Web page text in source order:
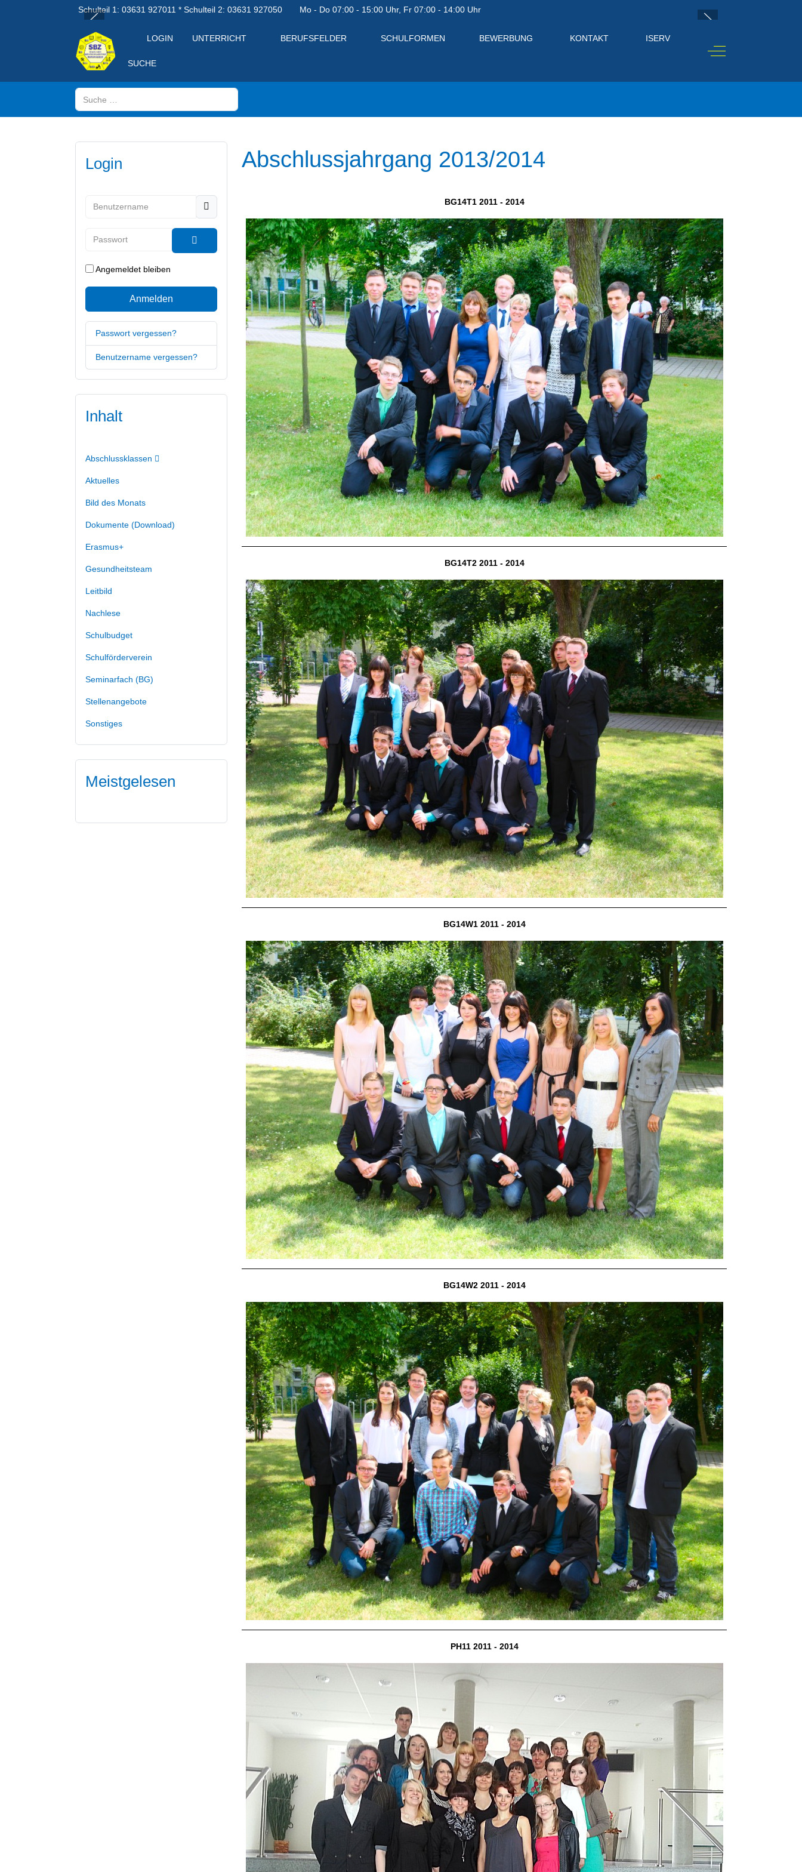
Schulteil 1: 03631 927011 * Schulteil 2: 03631 927050 Mo - Do 07:00 - 15:00 Uhr, Fr 07:00 - 14:00 Uhr
LOGIN UNTERRICHT BERUFSFELDER SCHULFORMEN BEWERBUNG KONTAKT ISERV
SUCHE
Off-Canvas Toggle
Suchen
Login
Passwort anzeigen
Angemeldet bleiben
Anmelden
Passwort vergessen?
Benutzername vergessen?
Inhalt
Abschlussklassen
Aktuelles
Bild des Monats
Dokumente (Download)
Erasmus+
Gesundheitsteam
Leitbild
Nachlese
Schulbudget
Schulförderverein
Seminarfach (BG)
Stellenangebote
Sonstiges
Meistgelesen
Abschlussjahrgang 2013/2014
BG14T1 2011 - 2014
BG14T2 2011 - 2014
BG14W1 2011 - 2014
BG14W2 2011 - 2014
PH11 2011 - 2014